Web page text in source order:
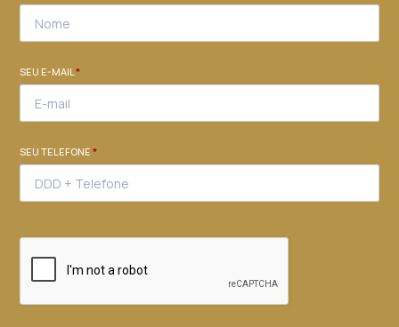
SEU E-MAIL*
SEU TELEFONE*